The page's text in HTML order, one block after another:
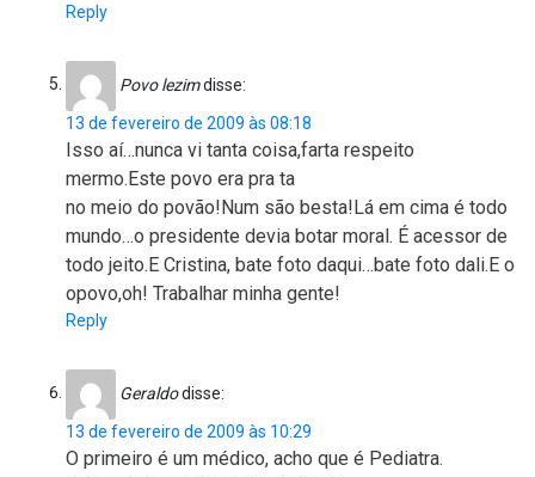
Reply
Povo lezimdisse:
13 de fevereiro de 2009 às 08:18
Isso aí…nunca vi tanta coisa,farta respeito
mermo.Este povo era pra ta
no meio do povão!Num são besta!Lá em cima é todo
mundo…o presidente devia botar moral. É acessor de
todo jeito.E Cristina, bate foto daqui…bate foto dali.E o
opovo,oh! Trabalhar minha gente!
Reply
Geraldodisse:
13 de fevereiro de 2009 às 10:29
O primeiro é um médico, acho que é Pediatra.